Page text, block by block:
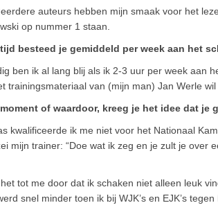
auteurs hebben mijn smaak voor het
op nummer 1 staan.
besteed je gemiddeld per week aan het
ben ik al lang blij als ik 2-3 uur per week aan
trainingsmateriaal van (mijn man) Jan Werle
of waardoor, kreeg je het idee dat je
kwalificeerde ik me niet voor het Nationaal
mijn trainer: “Doe wat ik zeg en je zult je over
tot me door dat ik schaken niet alleen leuk
snel minder toen ik bij WJK’s en EJK’s